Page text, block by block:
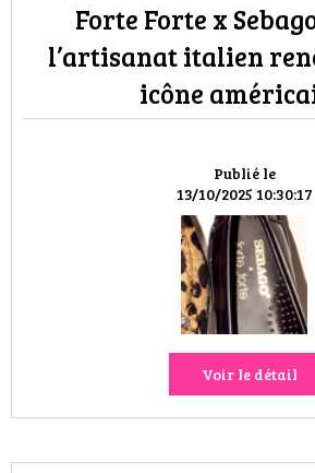
Publié le
13/10/2025 10:30:17
Forte Forte x
l’artisanat italien
icône
Voir le détail